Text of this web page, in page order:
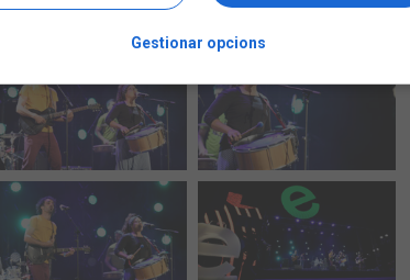
Gestionar opcions